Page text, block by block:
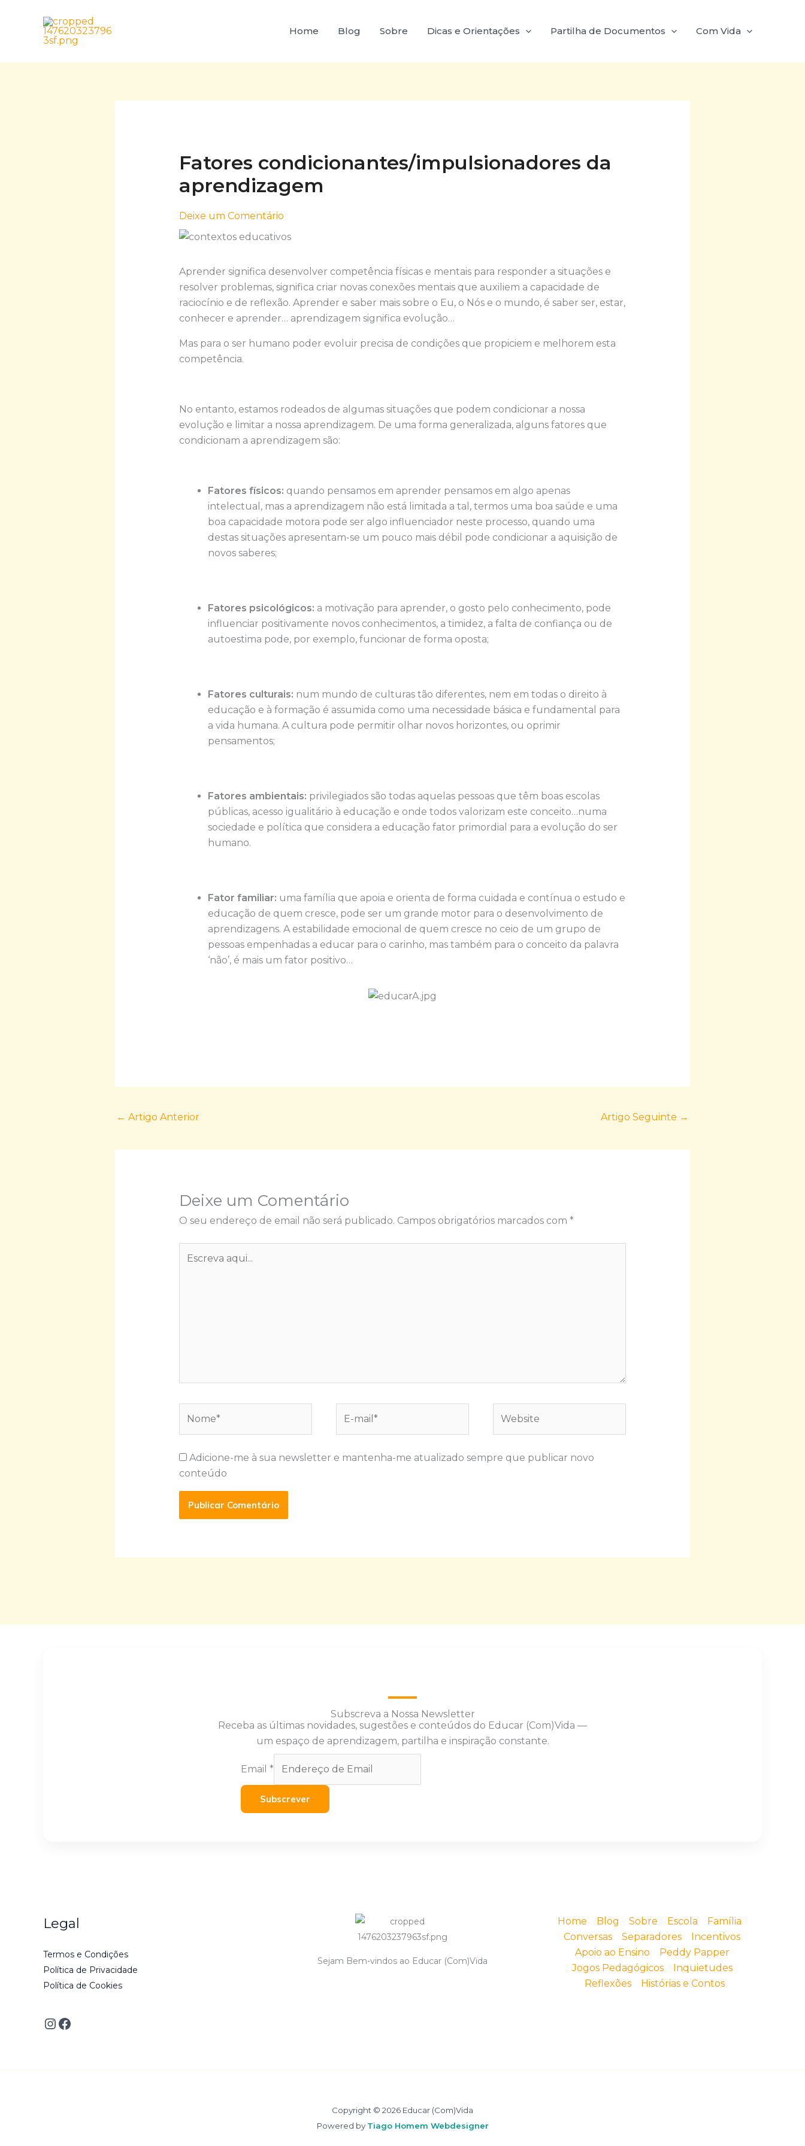
Home Blog Sobre Dicas e Orientações Partilha de Documentos Com Vida
Fatores condicionantes/impulsionadores da
aprendizagem
Deixe um Comentário
Aprender significa desenvolver competência físicas e mentais para responder a situações e
resolver problemas, significa criar novas conexões mentais que auxiliem a capacidade de
raciocínio e de reflexão. Aprender e saber mais sobre o Eu, o Nós e o mundo, é saber ser, estar,
conhecer e aprender… aprendizagem significa evolução…
Mas para o ser humano poder evoluir precisa de condições que propiciem e melhorem esta
competência.
No entanto, estamos rodeados de algumas situações que podem condicionar a nossa
evolução e limitar a nossa aprendizagem. De uma forma generalizada, alguns fatores que
condicionam a aprendizagem são:
Fatores físicos: quando pensamos em aprender pensamos em algo apenas
intelectual, mas a aprendizagem não está limitada a tal, termos uma boa saúde e uma
boa capacidade motora pode ser algo influenciador neste processo, quando uma
destas situações apresentam-se um pouco mais débil pode condicionar a aquisição de
novos saberes;
Fatores psicológicos: a motivação para aprender, o gosto pelo conhecimento, pode
influenciar positivamente novos conhecimentos, a timidez, a falta de confiança ou de
autoestima pode, por exemplo, funcionar de forma oposta;
Fatores culturais: num mundo de culturas tão diferentes, nem em todas o direito à
educação e à formação é assumida como uma necessidade básica e fundamental para
a vida humana. A cultura pode permitir olhar novos horizontes, ou oprimir
pensamentos;
Fatores ambientais: privilegiados são todas aquelas pessoas que têm boas escolas
públicas, acesso igualitário à educação e onde todos valorizam este conceito…numa
sociedade e política que considera a educação fator primordial para a evolução do ser
humano.
Fator familiar: uma família que apoia e orienta de forma cuidada e contínua o estudo e
educação de quem cresce, pode ser um grande motor para o desenvolvimento de
aprendizagens. A estabilidade emocional de quem cresce no ceio de um grupo de
pessoas empenhadas a educar para o carinho, mas também para o conceito da palavra
‘não’, é mais um fator positivo…
← Artigo Anterior Artigo Seguinte →
Deixe um Comentário
O seu endereço de email não será publicado. Campos obrigatórios marcados com *
aqui...
mail*
Adicione-me à sua newsletter e mantenha-me atualizado sempre que publicar novo
conteúdo
Subscreva a Nossa Newsletter
Receba as últimas novidades, sugestões e conteúdos do Educar (Com)Vida —
um espaço de aprendizagem, partilha e inspiração constante.
Email *
Subscrever
Legal
Termos e Condições
Política de Privacidade
Política de Cookies
Sejam Bem-vindos ao Educar (Com)Vida
Home Blog Sobre Escola
Família
Conversas
Separadores
Incentivos
Apoio ao Ensino
Peddy Papper
Jogos Pedagógicos
Inquietudes
Reflexões
Histórias e Contos
Copyright © 2026 Educar (Com)Vida
Powered by Tiago Homem Webdesigner